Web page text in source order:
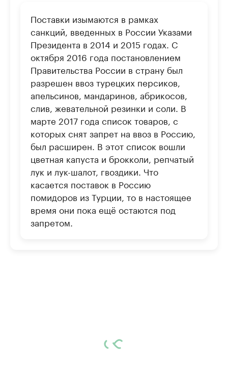
Поставки изымаются в рамках
санкций, введенных в России Указами
Президента в 2014 и 2015 годах. С
октября 2016 года постановлением
Правительства России в страну был
разрешен ввоз турецких персиков,
апельсинов, мандаринов, абрикосов,
слив, жевательной резинки и соли. В
марте 2017 года список товаров, с
которых снят запрет на ввоз в Россию,
был расширен. В этот список вошли
цветная капуста и брокколи, репчатый
лук и лук-шалот, гвоздики. Что
касается поставок в Россию
помидоров из Турции, то в настоящее
время они пока ещё остаются под
запретом.